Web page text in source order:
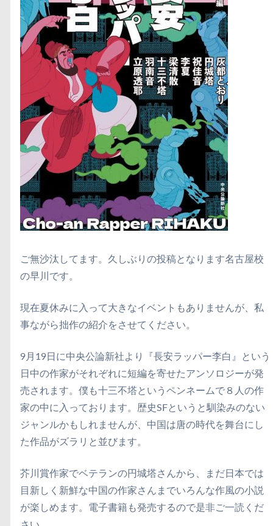
ご無沙汰してます。久しぶりの投稿となります名古屋校
の早川です。
現在夏休みに入って大きなイベントもありませんが、私
事ながら拙作の紹介をさせてください。
9月19日に中央公論新社より『長安ラッパー李白』という
日中の作家がそれぞれに短編を寄せたアンソロジーが発
売されます。僕も十三不塔というペンネームで８人の作
家の中に入っております。歴史SFというと馴染みのない
ジャンルかもしれませんが、中国は唐の時代を舞台にし
た作品がズラリと並びます。
芥川賞作家でベテランの円城塔さんから、まだ日本では
目新しく新鮮な中国の作家さんまでいろんな作風の小説
が楽しめます。電子書籍も発売するので是非ご一読くだ